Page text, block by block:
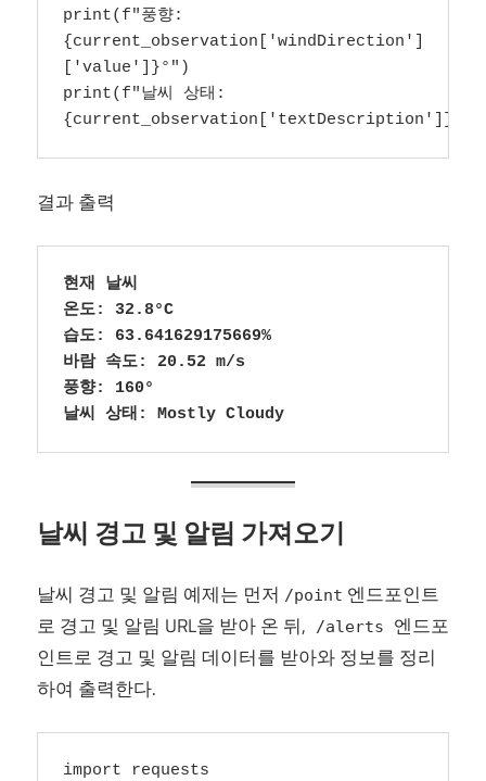
print(f"풍향:
{current_observation['windDirection']
['value']}°")
print(f"날씨 상태:
{current_observation['textDescription']}")
결과 출력
현재 날씨
온도: 32.8°C
습도: 63.641629175669%
바람 속도: 20.52 m/s
풍향: 160°
날씨 상태: Mostly Cloudy
날씨 경고 및 알림 가져오기
날씨 경고 및 알림 예제는 먼저 /point 엔드포인트
로 경고 및 알림 URL을 받아 온 뒤, /alerts 엔드포
인트로 경고 및 알림 데이터를 받아와 정보를 정리
하여 출력한다.
import requests